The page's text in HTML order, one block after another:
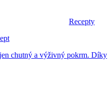
Recepty
chutný a výživný pokrm. Díky